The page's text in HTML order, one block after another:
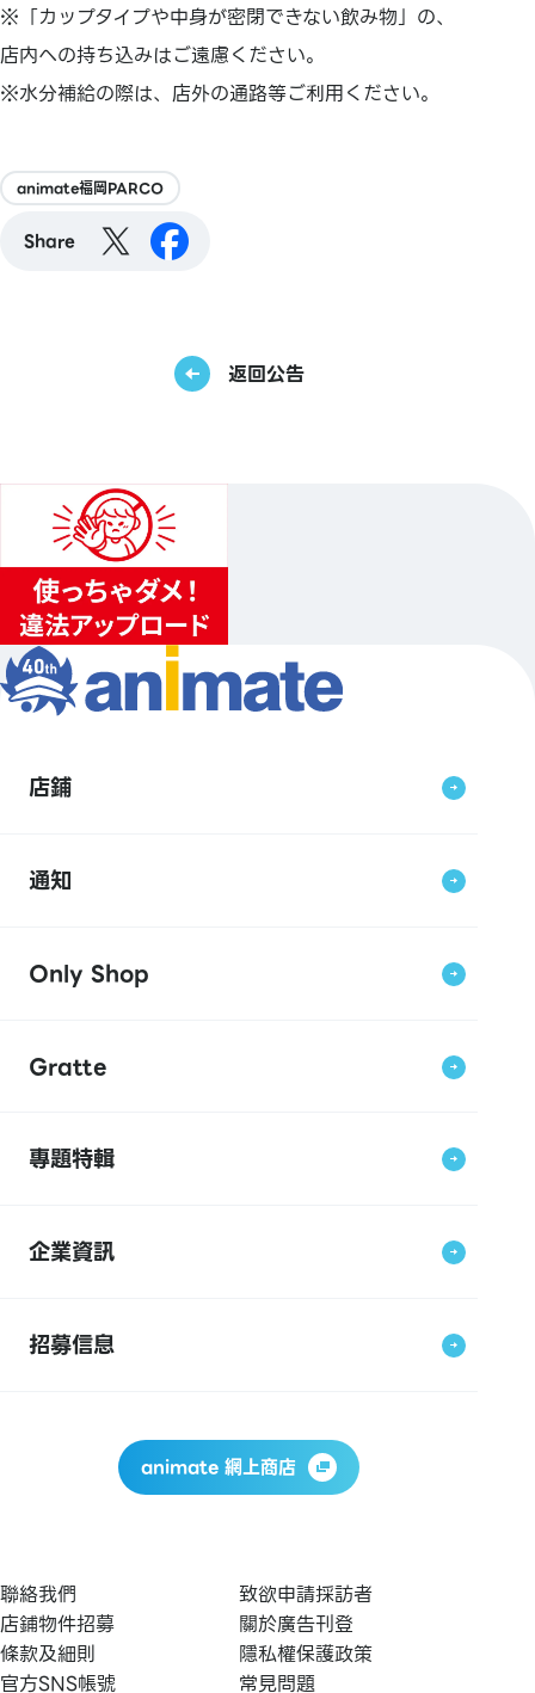
※「カップタイプや中身が密閉できない飲み物」の、
店内への持ち込みはご遠慮ください。
※水分補給の際は、店外の通路等ご利用ください。
animate福岡PARCO
Share
返回公告
店鋪
通知
Only Shop
Gratte
專題特輯
企業資訊
招募信息
animate 網上商店
聯絡我們
致欲申請採訪者
店鋪物件招募
關於廣告刊登
條款及細則
隱私權保護政策
官方SNS帳號
常見問題